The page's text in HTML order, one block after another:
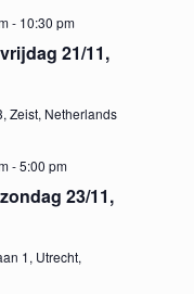
21/11,
- 10:30 pm
Zeist, Netherlands
23/11,
-5:00 pm
1, Utrecht,